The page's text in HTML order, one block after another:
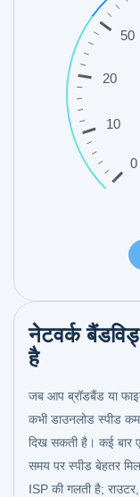
नेटवर्क
है
जब आप ब्रॉडबैंड या
कभी डाउनलोड स्पीड
दिख सकती है। कई बार
समय पर स्पीड बेहतर
ISP की गलती है;